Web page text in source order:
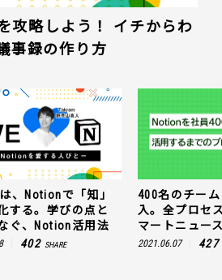
攻略しよう！ イチからわ
事録の作り方
、Notionで「知」
する。学びの点と
ぐ、Notion活用法
402 SHARE
400名のチー
入。全プロセ
マートニュー
2021.06.07 427